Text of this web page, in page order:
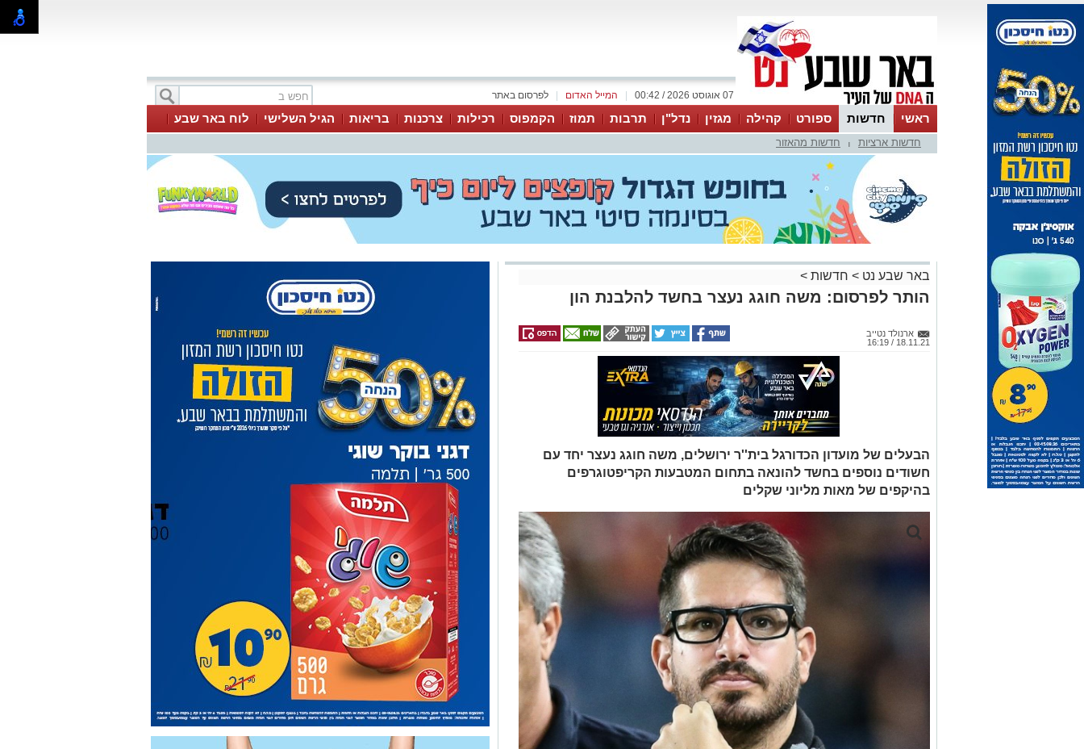
לפרסום באתר המייל האדום 07 אוגוסט 2026 / 00:42
ראשי חדשות ספורט קהילה מגזין נדל"ן תרבות תמוז הקמפוס רכילות צרכנות בריאות הגיל השלישי
לוח באר שבע
עסקים
טיפים והמלצותחדשות ארציות חדשות מהאזור
באר שבע נט > חדשות >
הותר לפרסום: משה חוגג נעצר בחשד להלבנת הון
ארנולד נטייב
18.11.21 / 16:19
הבעלים של מועדון הכדורגל בית''ר ירושלים, משה חוגג נעצר יחד עם
חשודים נוספים בחשד להונאה בתחום המטבעות הקריפטוגרפים
בהיקפים של מאות מליוני שקלים